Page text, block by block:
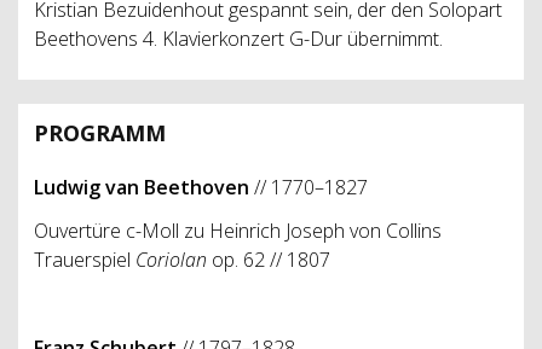
Kristian Bezuidenhout gespannt sein, der den Solopart
Beethovens 4. Klavierkonzert G-Dur übernimmt.
PROGRAMM
Ludwig van Beethoven // 1770–1827
Ouvertüre c-Moll zu Heinrich Joseph von Collins
Trauerspiel Coriolan op. 62 // 1807